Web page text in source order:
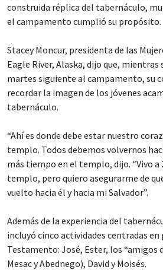
construida réplica del tabernáculo,
el campamento cumplió su propósito.
Stacey Moncur, presidenta de las
Eagle River, Alaska, dijo que,
martes siguiente al campamento, su
recordar la imagen de los jóvenes
tabernáculo.
“Ahí es donde debe estar nuestro
templo. Todos debemos volvernos
más tiempo en el templo, dijo. “Vivo a
templo, pero quiero asegurarme de
vuelto hacia él y hacia mi Salvador”.
Además de la experiencia del
incluyó cinco actividades centradas
Testamento: José, Ester, los “amigos
Mesac y Abednego), David y Moisés.